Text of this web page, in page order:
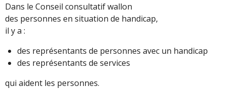
Dans le Conseil consultatif wallon
des personnes en situation de handicap,
il y a :
des représentants de personnes avec un handicap
des représentants de services
qui aident les personnes.